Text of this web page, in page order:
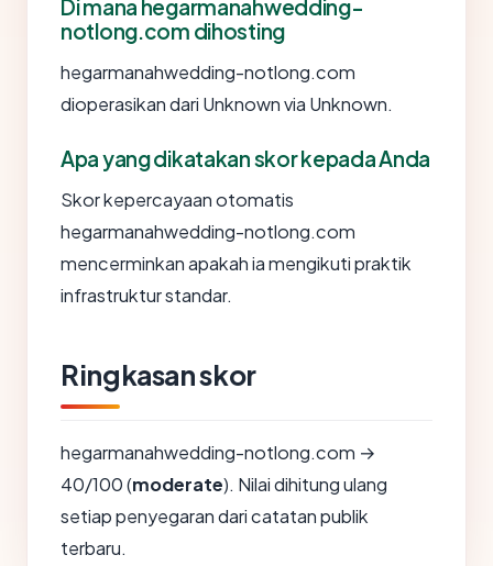
Di mana hegarmanahwedding-
notlong.com dihosting
hegarmanahwedding-notlong.com
dioperasikan dari Unknown via Unknown.
Apa yang dikatakan skor kepada Anda
Skor kepercayaan otomatis
hegarmanahwedding-notlong.com
mencerminkan apakah ia mengikuti praktik
infrastruktur standar.
Ringkasan skor
hegarmanahwedding-notlong.com →
40/100 (moderate). Nilai dihitung ulang
setiap penyegaran dari catatan publik
terbaru.